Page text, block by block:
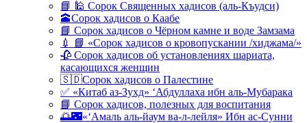
📘 🕌 Сорок Священных хадисов (аль-Къудси)
🕋Сорок хадисов о Каабе
📘 Сорок хадисов о Чёрном камне и воде Замзама
💉 📘 «Сорок хадисов о кровопускании /хиджама/»
🥀 Сорок хадисов об установлениях шариата,
касающихся женщин
🇸🇩Сорок хадисов о Палестине
✅ «Китаб аз-Зухд» ‘Абдуллаха ибн аль-Мубарака
📘 Сорок хадисов, полезных для воспитания
🌅🌃«‘Амаль аль-йаум ва-л-лейля» Ибн ас-Сунни